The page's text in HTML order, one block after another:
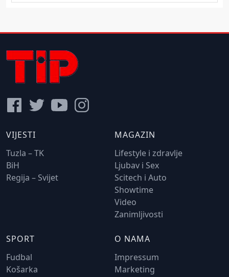
VIJESTI
Tuzla – TK
BiH
Regija – Svijet
MAGAZIN
Lifestyle i zdravlje
Ljubav i Sex
Scitech i Auto
Showtime
Video
Zanimljivosti
SPORT
Fudbal
Košarka
O NAMA
Impressum
Marketing